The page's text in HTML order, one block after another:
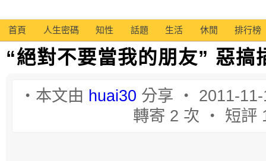
首頁 人生密碼 知性 話題 生活 休閒 排行榜
“絕對不要當我的朋友” 惡搞
‧本文由 huai30 分享 ‧ 2011-
轉寄 2 次 ‧ 短評